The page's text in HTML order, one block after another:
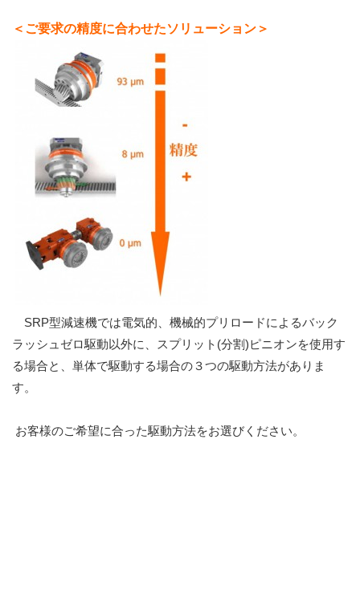
＜ご要求の精度に合わせたソリューション＞
SRP型減速機では電気的、機械的プリロードによるバック
ラッシュゼロ駆動以外に、スプリット(分割)ピニオンを使用す
る場合と、単体で駆動する場合の３つの駆動方法がありま
す。
お客様のご希望に合った駆動方法をお選びください。